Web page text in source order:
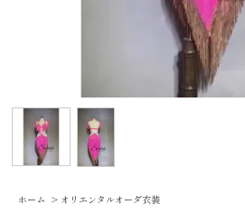
ホーム > オリエンタルオーダ衣装